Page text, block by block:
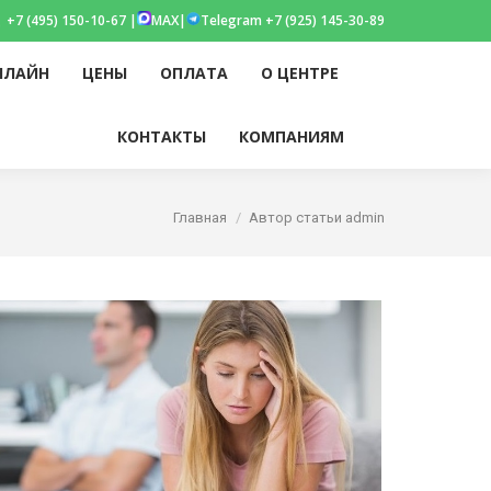
+7 (495) 150-10-67 | MAX| Telegram +7 (925) 145-30-89
ЦЕНЫ ОПЛАТА О ЦЕНТРЕ
КОНТАКТЫ КОМПАНИЯМ
Вы здесь:
Главная Автор статьи admin
ЦЕНЫ ОПЛАТА О ЦЕНТРЕ